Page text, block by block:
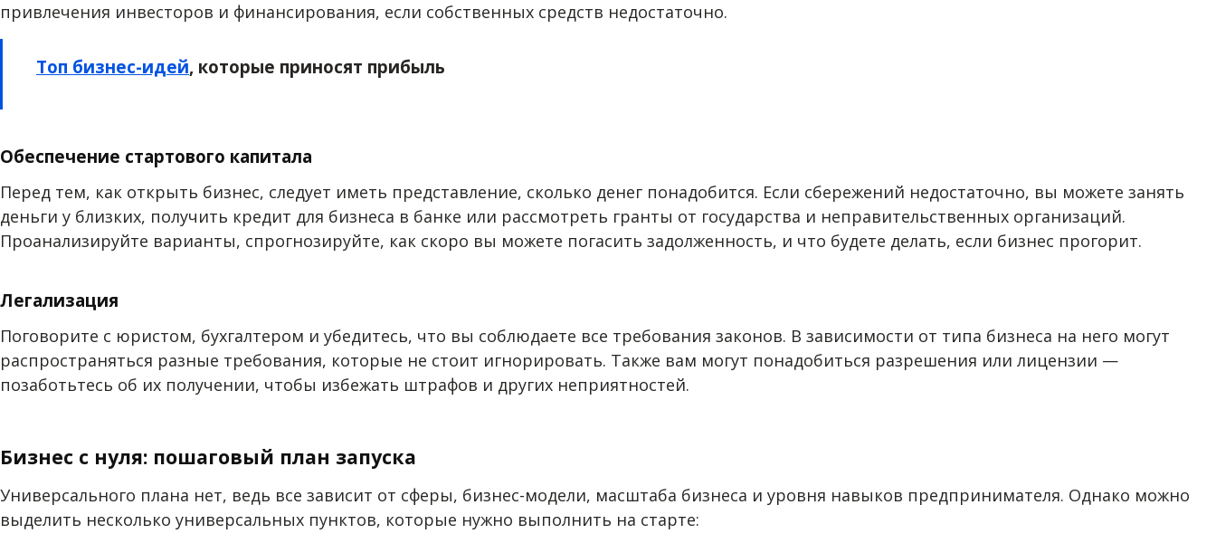
привлечения инвесторов и финансирования, если собственных средств недостаточно.
Топ бизнес-идей, которые приносят прибыль
Обеспечение стартового капитала
Перед тем, как открыть бизнес, следует иметь представление, сколько денег понадобится. Если сбережений недостаточно, вы можете занять
деньги у близких, получить кредит для бизнеса в банке или рассмотреть гранты от государства и неправительственных организаций.
Проанализируйте варианты, спрогнозируйте, как скоро вы можете погасить задолженность, и что будете делать, если бизнес прогорит.
Легализация
Поговорите с юристом, бухгалтером и убедитесь, что вы соблюдаете все требования законов. В зависимости от типа бизнеса на него могут
распространяться разные требования, которые не стоит игнорировать. Также вам могут понадобиться разрешения или лицензии —
позаботьтесь об их получении, чтобы избежать штрафов и других неприятностей.
Бизнес с нуля: пошаговый план запуска
Универсального плана нет, ведь все зависит от сферы, бизнес-модели, масштаба бизнеса и уровня навыков предпринимателя. Однако можно
выделить несколько универсальных пунктов, которые нужно выполнить на старте: